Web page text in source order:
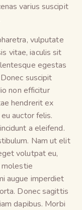
varius suscipit
vulputate
vitae, iaculis sit
egestas
suscipit
non efficitur
hendrerit ex
auctor felis.
a eleifend.
Nam ut elit
volutpat eu,
molestie
augue imperdiet
Donec sagittis
dapibus. Morbi